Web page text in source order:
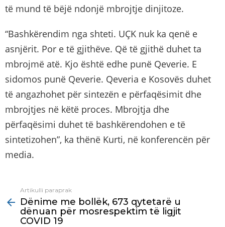
të mund të bëjë ndonjë mbrojtje dinjitoze.
“Bashkërendim nga shteti. UÇK nuk ka qenë e
asnjërit. Por e të gjithëve. Që të gjithë duhet ta
mbrojmë atë. Kjo është edhe punë Qeverie. E
sidomos punë Qeverie. Qeveria e Kosovës duhet
të angazhohet për sintezën e përfaqësimit dhe
mbrojtjes në këtë proces. Mbrojtja dhe
përfaqësimi duhet të bashkërendohen e të
sintetizohen”, ka thënë Kurti, në konferencën për
media.
more
Artikulli paraprak
Dënime me bollëk, 673 qytetarë u
dënuan për mosrespektim të ligjit
COVID 19